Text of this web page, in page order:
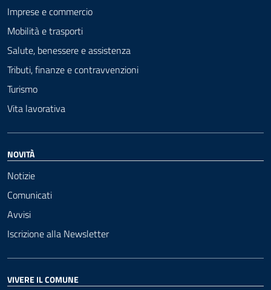
Imprese e commercio
Mobilità e trasporti
Salute, benessere e assistenza
Tributi, finanze e contravvenzioni
Turismo
Vita lavorativa
NOVITÀ
Notizie
Comunicati
Avvisi
Iscrizione alla Newsletter
VIVERE IL COMUNE